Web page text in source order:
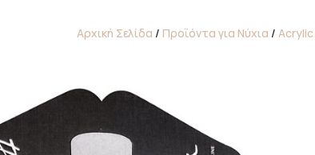
Αρχική Σελίδα / Προϊόντα για Νύχια /